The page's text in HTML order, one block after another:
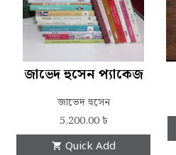
জাভেদ হুসেন প্যাকেজ
জাভেদ হুসেন
5,200.00৳
Quick Add